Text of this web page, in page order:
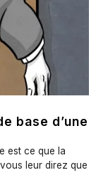
base d’une
est ce que la
leur direz que